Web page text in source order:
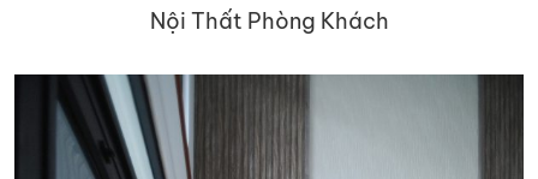
Nội Thất Phòng Khách